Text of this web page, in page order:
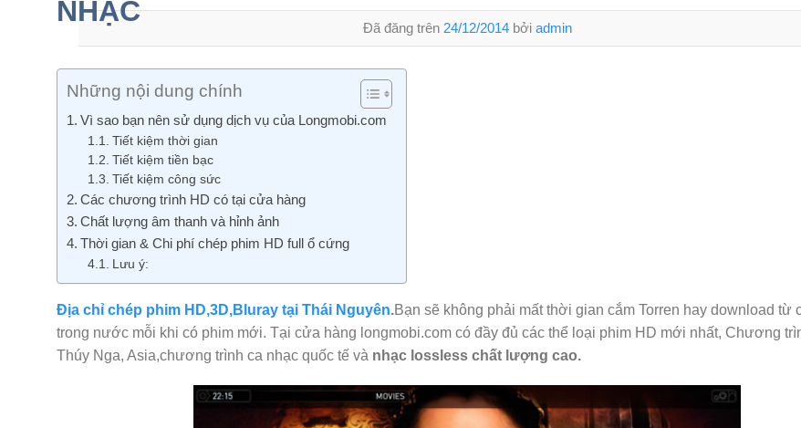
Đã đăng trên 24/12/2014 bởi admin
Những nội dung chính
Vì sao bạn nên sử dụng dịch vụ của Longmobi.com
Tiết kiệm thời gian
Tiết kiệm tiền bạc
Tiết kiệm công sức
Các chương trình HD có tại cửa hàng
Chất lượng âm thanh và hỉnh ảnh
Thời gian & Chi phí chép phim HD full ổ cứng
Lưu ý:
Địa chỉ chép phim HD,3D,Bluray tại Thái Nguyên.Bạn sẽ không phải mất thời gian cắm Torren hay download từ
trong nước mỗi khi có phim mới. Tại cửa hàng longmobi.com có đầy đủ các thể loại phim HD mới nhất, Chương
Thúy Nga, Asia,chương trình ca nhạc quốc tế và nhạc lossless chất lượng cao.